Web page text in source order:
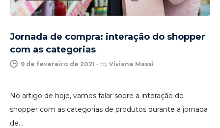
Jornada de compra: interação do shopper
com as categorias
9 de fevereiro de 2021 - by Viviane Massi
No artigo de hoje, vamos falar sobre a interação do
shopper com as categorias de produtos durante a jornada
de…